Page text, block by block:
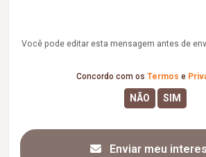
Você pode editar esta mensagem antes de
Concordo com os Termos e
Enviar meu